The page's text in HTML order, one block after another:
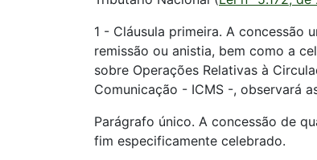
1 - Cláusula primeira. A concessão
remissão ou anistia, bem como a
sobre Operações Relativas à
Comunicação - ICMS -, observará
Parágrafo único. A concessão de
fim especificamente celebrado.